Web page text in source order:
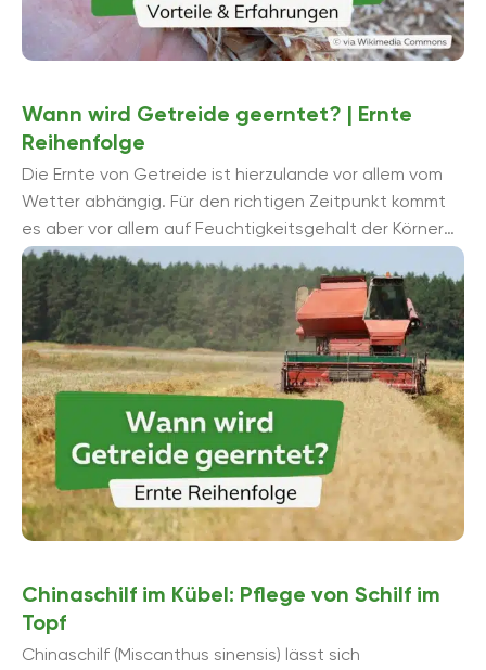
Wann wird Getreide geerntet? | Ernte
Reihenfolge
Die Ernte von Getreide ist hierzulande vor allem vom
Wetter abhängig. Für den richtigen Zeitpunkt kommt
es aber vor allem auf Feuchtigkeitsgehalt der Körner
an, der unter 15 ...
Chinaschilf im Kübel: Pflege von Schilf im
Topf
Chinaschilf (Miscanthus sinensis) lässt sich